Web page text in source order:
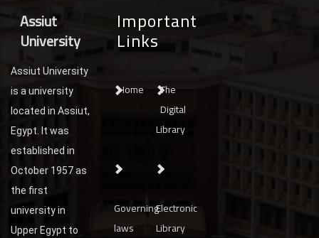
Assiut
University
Assiut University
is a university
located in Assiut,
Egypt. It was
established in
October 1957 as
the first
university in
Upper Egypt to
Important
Links
Home
The
Digital
Library
Governing
laws
Electronic
Library